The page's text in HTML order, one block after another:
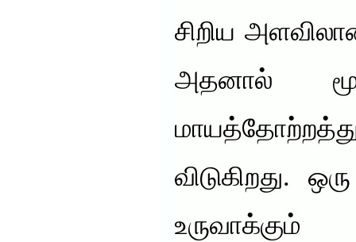
சிறிய
அதனால்
விடுகிறது.
உருவாக்கும்